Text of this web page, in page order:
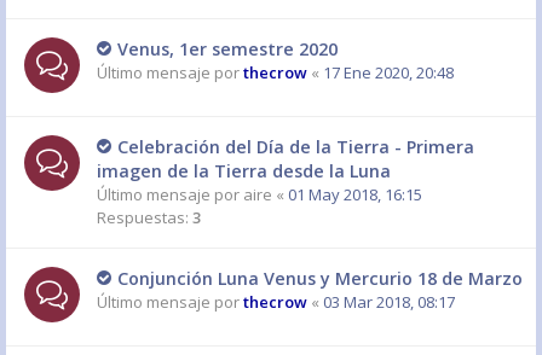
Venus, 1er semestre 2020
Último mensaje porthecrow « 17 Ene 2020, 20:48
Celebración del Día de la Tierra - Primera
imagen de la Tierra desde la Luna
Último mensaje por aire « 01 May 2018, 16:15
Respuestas: 3
Conjunción Luna Venus y Mercurio 18 de Marzo
Último mensaje porthecrow « 03 Mar 2018, 08:17